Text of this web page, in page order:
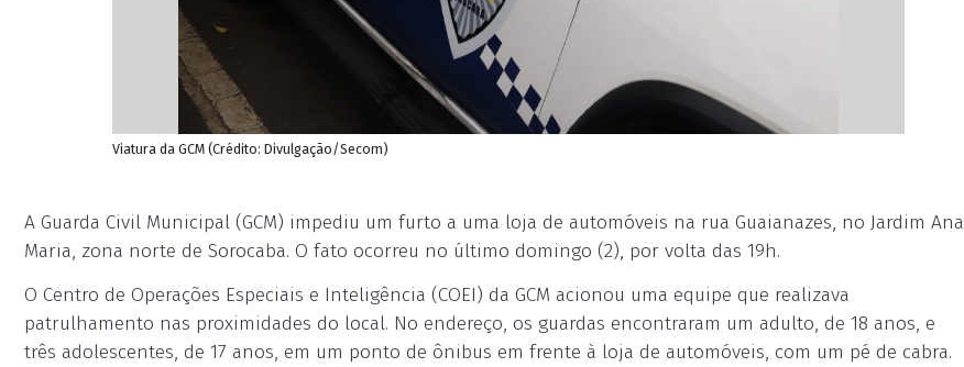
Viatura da GCM (Crédito: Divulgação/Secom)
A Guarda Civil Municipal (GCM) impediu um furto a uma loja de automóveis na rua Guaianazes, no Jardim Ana
Maria, zona norte de Sorocaba. O fato ocorreu no último domingo (2), por volta das 19h.
O Centro de Operações Especiais e Inteligência (COEI) da GCM acionou uma equipe que realizava
patrulhamento nas proximidades do local. No endereço, os guardas encontraram um adulto, de 18 anos, e
três adolescentes, de 17 anos, em um ponto de ônibus em frente à loja de automóveis, com um pé de cabra.